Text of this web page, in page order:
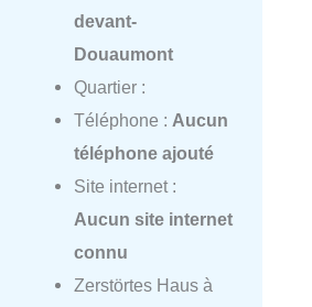
devant-
Douaumont
Quartier :
Téléphone : Aucun
téléphone ajouté
Site internet :
Aucun site internet
connu
Zerstörtes Haus à